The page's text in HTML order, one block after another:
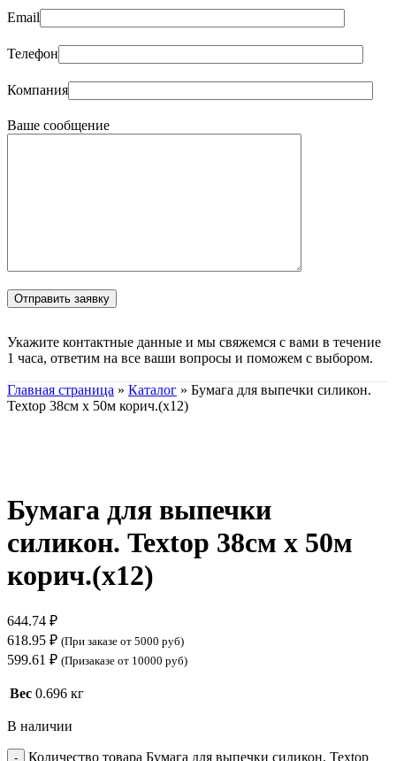
Email
Телефон
Компания
Ваше сообщение
Укажите контактные данные и мы свяжемся с вами в течение
1 часа, ответим на все ваши вопросы и поможем с выбором.
Главная страница » Каталог » Бумага для выпечки силикон.
Textop 38см х 50м корич.(х12)
Бумага для выпечки
силикон. Textop 38см х 50м
корич.(х12)
644.74 ₽
618.95 ₽ (При заказе от 5000 руб)
599.61 ₽ (Призаказе от 10000 руб)
Вес 0.696 кг
В наличии
Количество товара Бумага для выпечки силикон. Textop